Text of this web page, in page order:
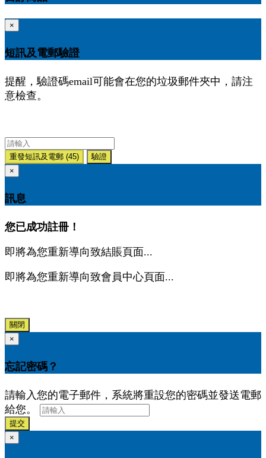
×
短訊及電郵驗證
提醒，驗證碼email可能會在您的垃圾郵件夾中，請注
意檢查。
重發短訊及電郵 (45)
驗證
×
訊息
您已成功註冊！
即將為您重新導向致結賬頁面...
即將為您重新導向致會員中心頁面...
關閉
×
忘記密碼？
請輸入您的電子郵件，系統將重設您的密碼並發送電郵
給您。
提交
×